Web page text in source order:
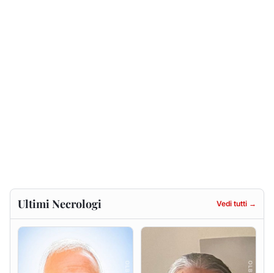
Antonio Carta
9 agosto 2026
Gesuina Sanna ved. Sanna